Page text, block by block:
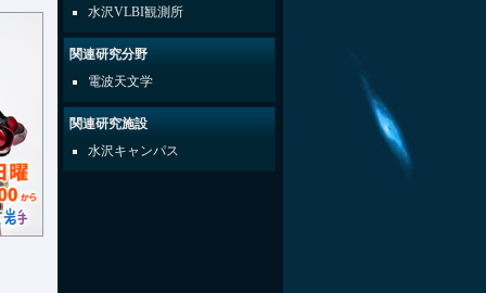
水沢VLBI観測所
関連研究分野
電波天文学
関連研究施設
水沢キャンパス